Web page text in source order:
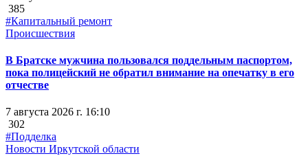
385
#Капитальный ремонт
Происшествия
В Братске мужчина пользовался поддельным паспортом,
пока полицейский не обратил внимание на опечатку в его
отчестве
7 августа 2026 г. 16:10
302
#Подделка
Новости Иркутской области